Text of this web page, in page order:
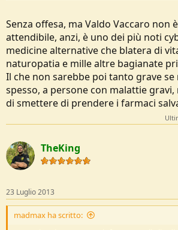
Senza offesa, ma Valdo Vaccaro non
attendibile, anzi, è uno dei più noti
medicine alternative che blatera di
naturopatia e mille altre bagianate
Il che non sarebbe poi tanto grave se
spesso, a persone con malattie
di smettere di prendere i farmaci
TheKing
23 Luglio 2013
madmax ha scritto: